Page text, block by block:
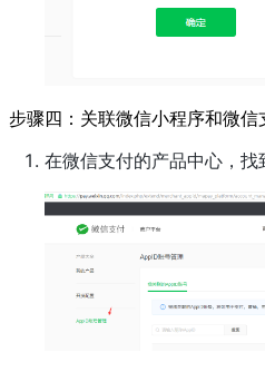
步骤四：关联微信小程序和微信
在微信支付的产品中心，找